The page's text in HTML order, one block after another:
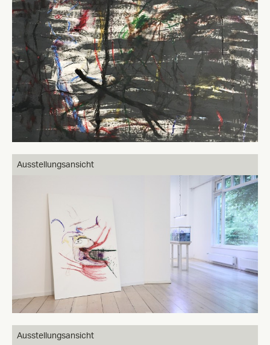
Ausstellungsansicht
Ausstellungsansicht